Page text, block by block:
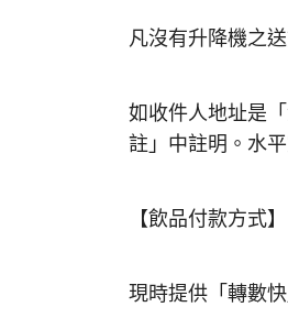
凡沒有升降機之
如收件人地址是
註」中註明。水
【飲品付款方式】
現時提供「轉數